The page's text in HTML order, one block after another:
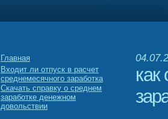
Главная
Входит ли отпуск в расчет
среднемесячного заработка
Скачать справку о среднем
заработке денежном
довольствии
как